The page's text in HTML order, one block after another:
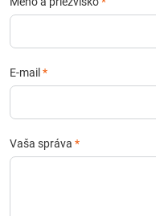
E-mail *
Vaša správa *